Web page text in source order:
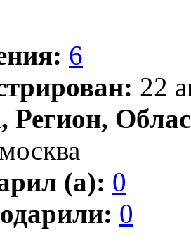
6
22
Регион,
(а): 0
0